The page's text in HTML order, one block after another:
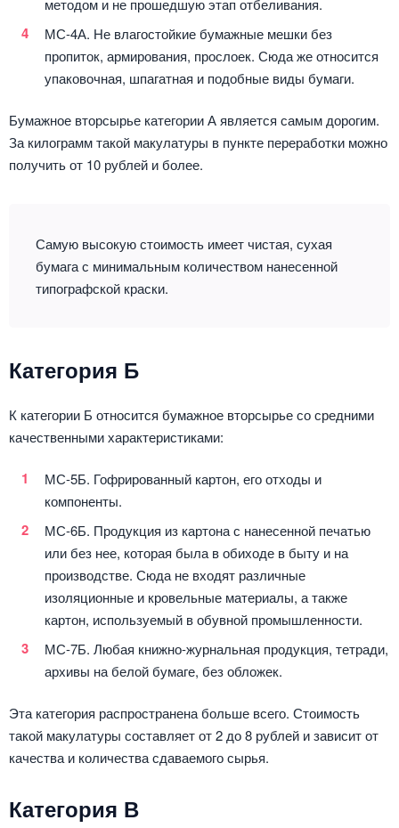
методом и не прошедшую этап отбеливания.
МС-4А. Не влагостойкие бумажные мешки без
пропиток, армирования, прослоек. Сюда же относится
упаковочная, шпагатная и подобные виды бумаги.
Бумажное вторсырье категории А является самым дорогим.
За килограмм такой макулатуры в пункте переработки можно
получить от 10 рублей и более.
Самую высокую стоимость имеет чистая, сухая
бумага с минимальным количеством нанесенной
типографской краски.
Категория Б
К категории Б относится бумажное вторсырье со средними
качественными характеристиками:
МС-5Б. Гофрированный картон, его отходы и
компоненты.
МС-6Б. Продукция из картона с нанесенной печатью
или без нее, которая была в обиходе в быту и на
производстве. Сюда не входят различные
изоляционные и кровельные материалы, а также
картон, используемый в обувной промышленности.
МС-7Б. Любая книжно-журнальная продукция, тетради,
архивы на белой бумаге, без обложек.
Эта категория распространена больше всего. Стоимость
такой макулатуры составляет от 2 до 8 рублей и зависит от
качества и количества сдаваемого сырья.
Категория В